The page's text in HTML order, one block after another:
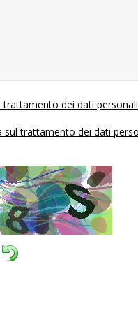
trattamento dei dati
trattamento dei dati